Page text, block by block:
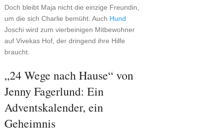
Doch bleibt Maja nicht die einzige Freundin,
um die sich Charlie bemüht. Auch Hund
Joschi wird zum vierbeinigen Mitbewohner
auf Vivekas Hof, der dringend ihre Hilfe
braucht.
„24 Wege nach Hause“ von
Jenny Fagerlund: Ein
Adventskalender, ein
Geheimnis